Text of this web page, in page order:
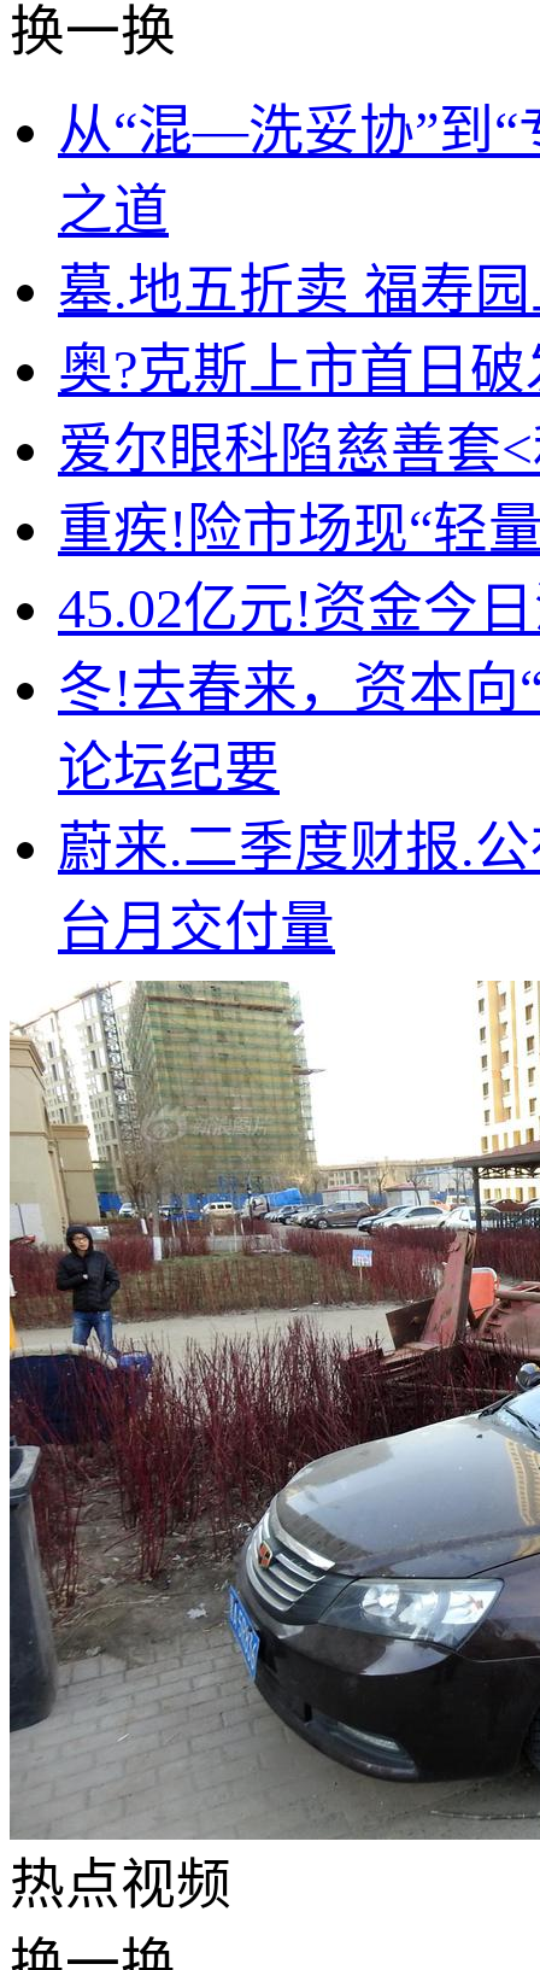
换一换
从“混—洗妥协”到“
之道
墓.地五折卖 福寿
奥?克斯上市首日
爱尔眼科陷慈善套
重疾!险市场现“轻
45.02亿元!资金今
冬!去春来，资本向
论坛纪要
蔚来.二季度财报.
台月交付量
热点视频